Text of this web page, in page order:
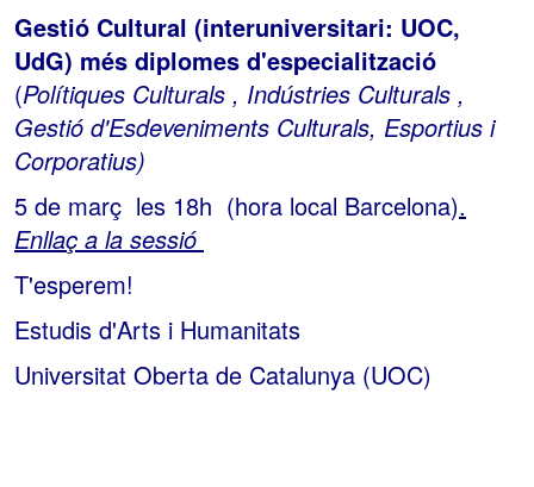
Gestió Cultural (interuniversitari: UOC,
UdG) més diplomes d'especialització
(Polítiques Culturals , Indústries Culturals ,
Gestió d'Esdeveniments Culturals, Esportius i
Corporatius)
5 de març les 18h (hora local Barcelona).
Enllaç a la sessió
T'esperem!
Estudis d'Arts i Humanitats
Universitat Oberta de Catalunya (UOC)